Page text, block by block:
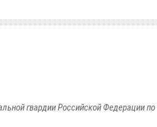
гвардии Российской Федерации